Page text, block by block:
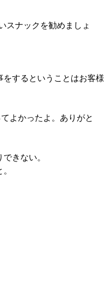
スナックを勧めましょ
するということはお客様
よかったよ。ありがと
きない。